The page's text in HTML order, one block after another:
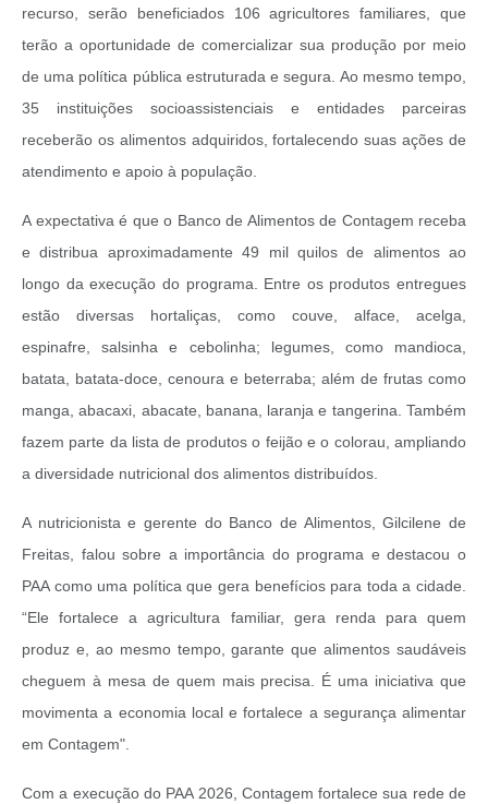
recurso, serão beneficiados 106 agricultores familiares, que
terão a oportunidade de comercializar sua produção por meio
de uma política pública estruturada e segura. Ao mesmo tempo,
35 instituições socioassistenciais e entidades parceiras
receberão os alimentos adquiridos, fortalecendo suas ações de
atendimento e apoio à população.
A expectativa é que o Banco de Alimentos de Contagem receba
e distribua aproximadamente 49 mil quilos de alimentos ao
longo da execução do programa. Entre os produtos entregues
estão diversas hortaliças, como couve, alface, acelga,
espinafre, salsinha e cebolinha; legumes, como mandioca,
batata, batata-doce, cenoura e beterraba; além de frutas como
manga, abacaxi, abacate, banana, laranja e tangerina. Também
fazem parte da lista de produtos o feijão e o colorau, ampliando
a diversidade nutricional dos alimentos distribuídos.
A nutricionista e gerente do Banco de Alimentos, Gilcilene de
Freitas, falou sobre a importância do programa e destacou o
PAA como uma política que gera benefícios para toda a cidade.
“Ele fortalece a agricultura familiar, gera renda para quem
produz e, ao mesmo tempo, garante que alimentos saudáveis
cheguem à mesa de quem mais precisa. É uma iniciativa que
movimenta a economia local e fortalece a segurança alimentar
em Contagem".
Com a execução do PAA 2026, Contagem fortalece sua rede de